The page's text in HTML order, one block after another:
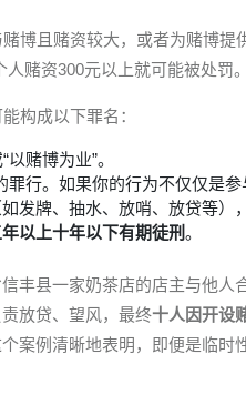
博且赌资较大，或者为赌博提
赌资300元以上就可能被处罚。
构成以下罪名：
以赌博为业”。
罪行。如果你的行为不仅仅是
发牌、抽水、放哨、放贷等）
以上十年以下有期徒刑。
丰县一家奶茶店的店主与他人
放贷、望风，最终十人因开设
案例清晰地表明，即便是临